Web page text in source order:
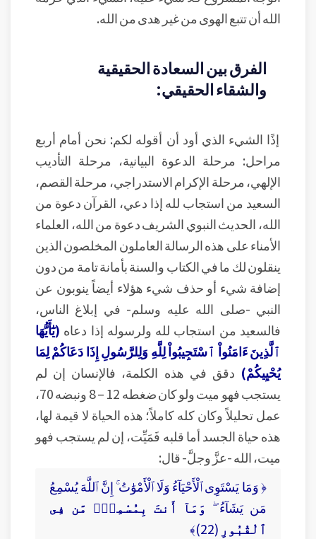
الله أن تتبع الهوى من غير هدى من الله.
الفرق بين السعادة الحقيقية
والشقاء الحقيقي:
إذًا الشيء الذي أود أن أقوله لكم: نحن أمام أربع
مراحل: مرحلة الدعوة البيانية، مرحلة التأديب
الإلهي، مرحلة الإكرام الاستدراجي، مرحلة القصم،
السعيد من استجاب لله إذا دعي، القرآن دعوة من
الله، الحديث النبوي الشريف دعوة من الله، العلماء
الأمناء على هذه الرسالة العاملون المخلصون الذين
ينقلون لك ما في الكتاب والسنة بأمانة تامة من دون
إضافة شيء أو حذف شيء هؤلاء أيضاً ينوبون عن
النبي -صلى الله عليه وسلم- في إبلاغ الناس،
فالسعيد من استجاب لله ولرسوله إذا دعاه (يَٰٓأَيُّهَا
ٱلَّذِينَ ءَامَنُواْ ٱسْتَجِيبُواْ لِلَّهِ وَلِلرَّسُولِ إِذَا دَعَاكُمْ لِمَا
يُحْيِيكُمْ) دقق في هذه الكلمة، فالإنسان إن لم
يستجب فهو ميت ولو كان ضغطه 12 – 8 ونبضه 70،
عمل تحليلاً وكان كله كاملاً؛ هذه الحياة لا قيمة لها،
هذه حياة الجسد أما قلبه فَمَيِّت، إن لم يستجب فهو
ميت، الله -عزَّ وجلَّ- قال:
﴿ وَمَا يَسْتَوِى ٱلْأَحْيَآءُ وَلَا ٱلْأَمْوَٰتُ ۚ إِنَّ ٱللَّهَ يُسْمِعُ
مَن يَشَآءُ ۖ وَمَآ أَنتَ بِمُسْمِعٍۢ مَّن فِى
ٱلْقُبُورِ (22)﴾